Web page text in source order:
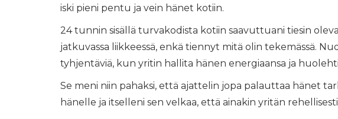
iski pieni pentu ja vein hänet kotiin.
24 tunnin sisällä turvakodista kotiin saavuttuani tiesin
jatkuvassa liikkeessä, enkä tiennyt mitä olin tekemässä.
tyhjentäviä, kun yritin hallita hänen energiaansa ja
Se meni niin pahaksi, että ajattelin jopa palauttaa hänet
hänelle ja itselleni sen velkaa, että ainakin yritän